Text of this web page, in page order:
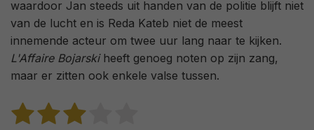
waardoor Jan steeds uit handen van de politie blijft niet
van de lucht en is Reda Kateb niet de meest
innemende acteur om twee uur lang naar te kijken.
L'Affaire Bojarskiheeft genoeg noten op zijn zang,
maar er zitten ook enkele valse tussen.